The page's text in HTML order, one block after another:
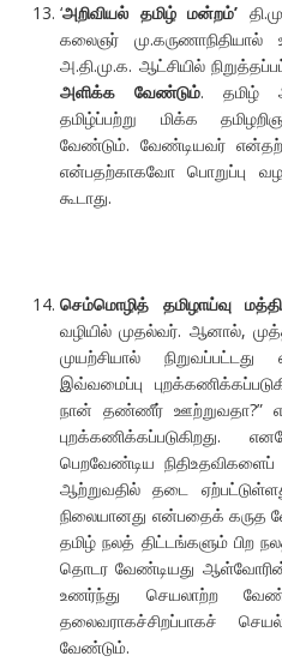
‘அறிவியல் தமிழ் மன்றம்’
கலைஞர் மு.கருணாநிதியால்
அ.தி.மு.க. ஆட்சியில்
அளிக்க வேண்டும். தமிழ்
தமிழ்ப்பற்று மிக்க
வேண்டும். வேண்டியவர்
என்பதற்காகவோ பொறுப்பு
கூடாது.
செம்மொழித் தமிழாய்வு
வழியில் முதல்வர். ஆனால்,
முயற்சியால்
இவ்வமைப்பு
நான் தண்ணீர் ஊற்றுவதா?”
பெறவேண்டிய
ஆற்றுவதில் தடை
நிலையானது என்பதைக் கருத
தமிழ் நலத் திட்டங்களும் பிற
தொடர வேண்டியது
உணர்ந்து செயலாற்ற
தலைவராகச்சிறப்பாகச்
வேண்டும்.